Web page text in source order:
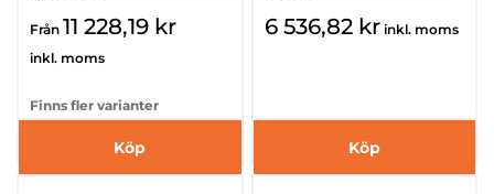
Från 11 228,19 kr
inkl. moms
Finns fler varianter
Köp
6 536,82 kr inkl. moms
Köp